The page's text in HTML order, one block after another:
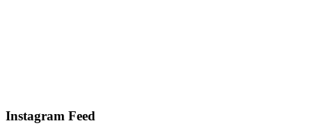
Instagram Feed